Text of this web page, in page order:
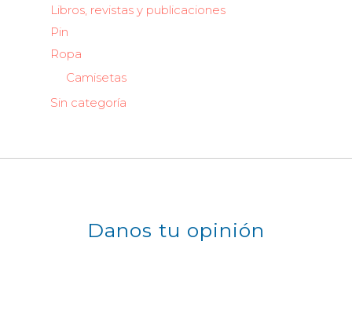
Libros, revistas y publicaciones
Pin
Ropa
Camisetas
Sin categoría
Danos tu opinión